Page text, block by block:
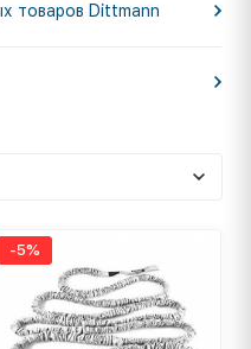
товаров Dittmann
-5%